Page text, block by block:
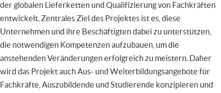
der globalen Lieferketten und Qualifizierung von Fachkräften
entwickelt. Zentrales Ziel des Projektes ist es, diese
Unternehmen und ihre Beschäftigten dabei zu unterstützen,
die notwendigen Kompetenzen aufzubauen, um die
anstehenden Veränderungen erfolgreich zu meistern. Daher
wird das Projekt auch Aus- und Weiterbildungsangebote für
Fachkräfte, Auszubildende und Studierende konzipieren und